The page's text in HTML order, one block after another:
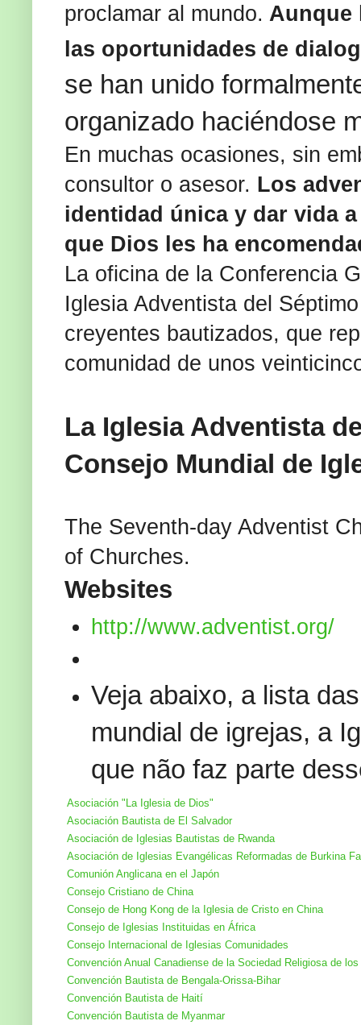
proclamar al mundo. Aunque
las oportunidades de
se han unido
organizado haciéndose
En muchas ocasiones, sin
consultor o asesor. Los
identidad única y dar vida
que Dios les ha
La oficina de la Conferencia
Iglesia Adventista del
creyentes bautizados, que
comunidad de unos
La Iglesia Adventista
Consejo Mundial de
The Seventh-day Adventist
of Churches.
Websites
http://www.adventist.org/
Veja abaixo, a lista
mundial de igrejas, a
que não faz parte
Asociación "La Iglesia de Dios"
Asociación Bautista de El Salvador
Asociación de Iglesias Bautistas de Rwanda
Asociación de Iglesias Evangélicas Reformadas de Burkina
Comunión Anglicana en el Japón
Consejo Cristiano de China
Consejo de Hong Kong de la Iglesia de Cristo en China
Consejo de Iglesias Instituidas en África
Consejo Internacional de Iglesias Comunidades
Convención Anual Canadiense de la Sociedad Religiosa de
Convención Bautista de Bengala-Orissa-Bihar
Convención Bautista de Haití
Convención Bautista de Myanmar